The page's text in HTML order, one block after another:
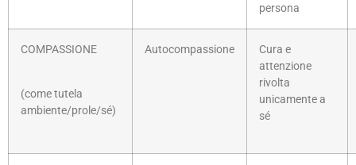
persona
COMPASSIONE
(come tutela
ambiente/prole/sé)
Autocompassione
Cura e
attenzione
rivolta
unicamente a
sé